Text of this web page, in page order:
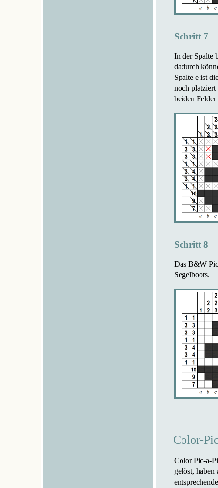
Schritt 7
In der Spalte
dadurch
Spalte e ist
noch
beiden Felder
Schritt 8
Das B&W
Segelboots.
Color-
Color Pic-a-
gelöst, haben